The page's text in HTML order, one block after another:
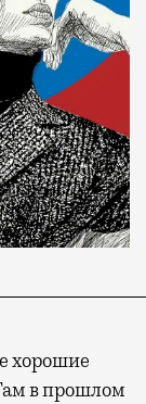
хорошие
в прошлом